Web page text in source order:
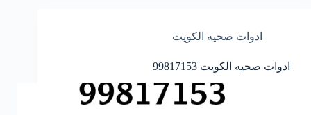
ادوات صحيه الكويت
ادوات صحيه الكويت 99817153